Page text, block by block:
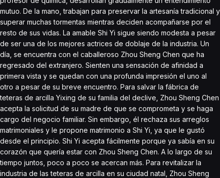
mutuo. De la mano, trabajan para preservar la artesanía tradicional y
superar muchas tormentas mientras deciden acompañarse por el
resto de sus vidas. La amable Shi Yi sigue siendo modesta a pesar
de ser una de los mejores actrices de doblaje de la industria. Un
día, se encuentra con el caballeroso Zhou Sheng Chen que ha
regresado del extranjero. Sienten una sensación de afinidad a
primera vista y se quedan con una profunda impresión el uno al
otro a pesar de su breve encuentro. Para salvar la fábrica de
teteras de arcilla Yixing de su familia del declive, Zhou Sheng Chen
acepta la solicitud de su madre de que se comprometa y se haga
cargo del negocio familiar. Sin embargo, él rechaza sus arreglos
matrimoniales y le propone matrimonio a Shi Yi, ya que le gustó
desde el principio. Shi Yi acepta fácilmente porque ya sabía en su
corazón que quería estar con Zhou Sheng Chen. A lo largo de su
tiempo juntos, poco a poco se acercan más. Para revitalizar la
industria de las teteras de arcilla en su ciudad natal, Zhou Sheng